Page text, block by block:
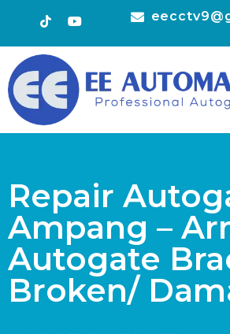
Repair
Ampang –
Autogate
Broken/